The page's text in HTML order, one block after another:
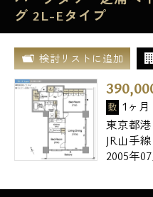
グ 2L-Eタイプ
検討リストに追加
敷 1ヶ月
東京都
JR山手
2005年